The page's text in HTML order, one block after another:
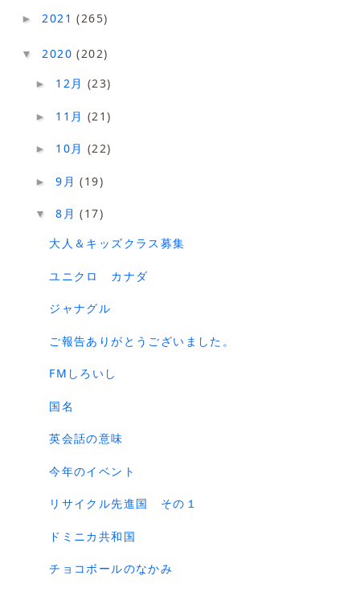
►2021(265)
▼2020(202)
► 12月 (23)
► 11月 (21)
► 10月 (22)
►9月(19)
▼8月(17)
大人＆キッズクラス募集
ユニクロ カナダ
ジャナグル
ご報告ありがとうございました。
FMしろいし
国名
英会話の意味
今年のイベント
リサイクル先進国 その１
ドミニカ共和国
チョコボールのなかみ